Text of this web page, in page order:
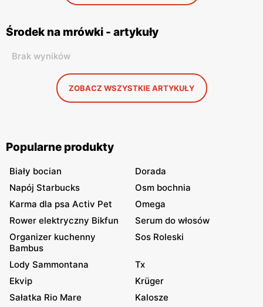
Środek na mrówki - artykuły
Brak wyników
ZOBACZ WSZYSTKIE ARTYKUŁY
Popularne produkty
Biały bocian
Dorada
Napój Starbucks
Osm bochnia
Karma dla psa Activ Pet
Omega
Rower elektryczny Bikfun
Serum do włosów
Organizer kuchenny
Bambus
Sos Roleski
Lody Sammontana
Tx
Ekvip
Krüger
Sałatka Rio Mare
Kalosze